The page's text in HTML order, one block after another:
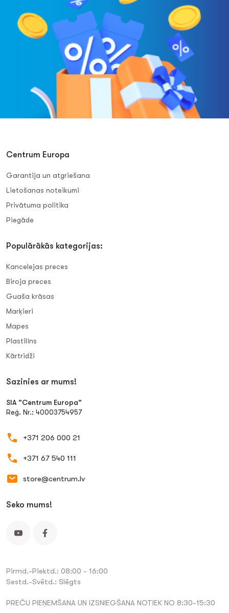
Centrum Europa
Garantija un atgriešana
Lietošanas noteikumi
Privātuma politika
Piegāde
Populārākās kategorijas:
Kancelejas preces
Biroja preces
Guaša krāsas
Marķieri
Mapes
Plastilīns
Kārtridži
Sazinies ar mums!
SIA "Centrum Europa"
Reģ. Nr.: 40003754957
+371 206 000 21
+371 67 540 111
store@centrum.lv
Seko mums!
Pirmd.-Piektd.: 08:00 - 16:00
Sestd.-Svētd.: Slēgts
PREČU PIEŅEMŠANA UN IZSNIEGŠANA NOTIEK NO 8:30-15:30